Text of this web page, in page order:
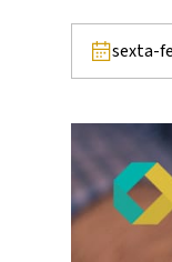
sexta-